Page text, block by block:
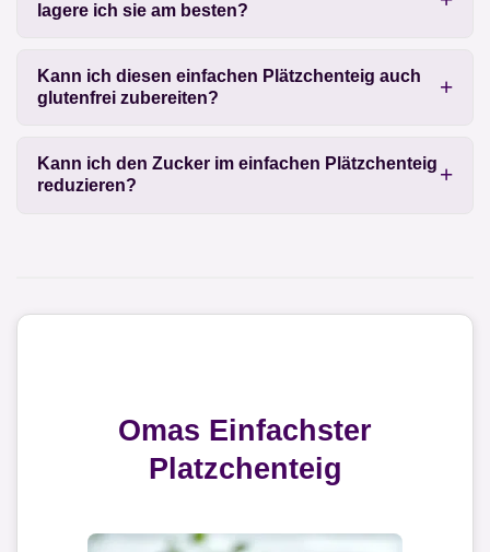
lagere ich sie am besten?
Kann ich diesen einfachen Plätzchenteig auch
glutenfrei zubereiten?
Kann ich den Zucker im einfachen Plätzchenteig
reduzieren?
Omas Einfachster
Platzchenteig